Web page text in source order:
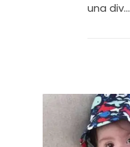
una div...